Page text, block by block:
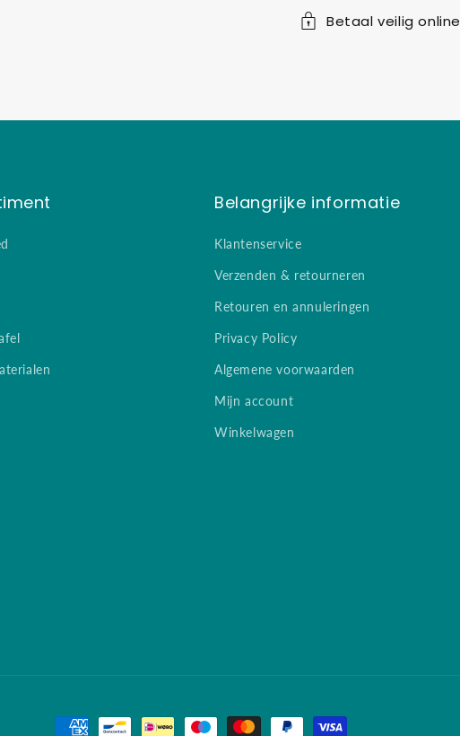
Betaal veilig online
Belangrijke informatie
Klantenservice
Verzenden & retourneren
Retouren en annuleringen
Privacy Policy
Algemene voorwaarden
Mijn account
Winkelwagen
Betaalmethoden